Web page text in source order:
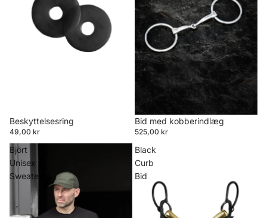
Beskyttelsesring
49,00 kr
Bid med kobberindlæg
525,00 kr
Björt
Unisex
Sweater
Black
Curb
Bid